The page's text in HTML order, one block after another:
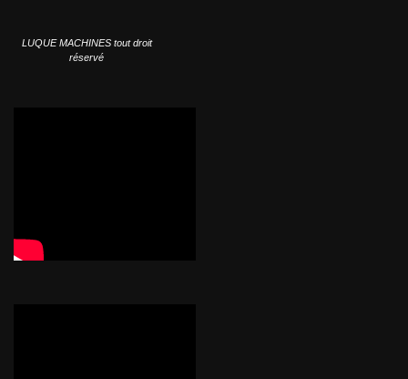
LUQUE MACHINES tout droit
réservé